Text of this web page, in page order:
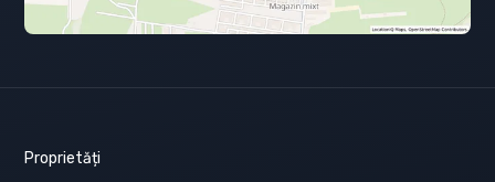
Proprietăți